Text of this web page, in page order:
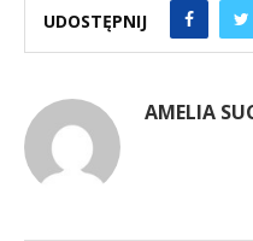
UDOSTĘPNIJ
AMELIA